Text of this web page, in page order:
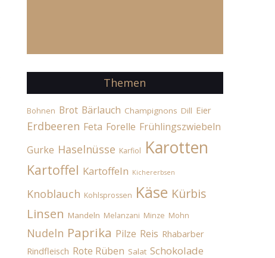
Themen
Bohnen Brot Bärlauch Champignons Dill Eier
Erdbeeren Feta Forelle Frühlingszwiebeln
Gurke Haselnüsse Karfiol Karotten
Kartoffel Kartoffeln Kichererbsen
Knoblauch Kohlsprossen Käse Kürbis
Linsen Mandeln Melanzani Minze Mohn
Nudeln Paprika Pilze Reis Rhabarber
Rindfleisch Rote Rüben Salat Schokolade